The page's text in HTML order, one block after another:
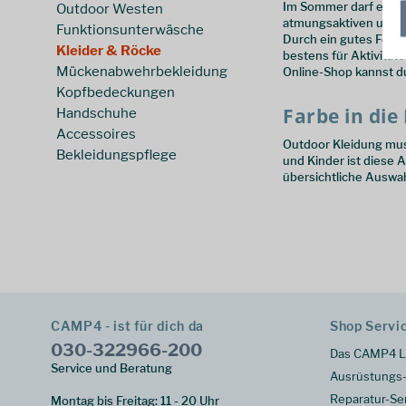
Outdoor Westen
Funktionsunterwäsche
Kleider & Röcke
Mückenabwehrbekleidung
Kopfbedeckungen
Handschuhe
Accessoires
Bekleidungspflege
Im Sommer darf es
atmungsaktiven und
Durch ein gutes
bestens für
Online-Shop kannst
Farbe in
Outdoor Kleidung
und Kinder ist diese
übersichtliche
CAMP4 - ist für dich da
030-322966-200
Service und Beratung
Montag bis Freitag: 11 - 20 Uhr
Shop
Das CAMP4
Reparatur-